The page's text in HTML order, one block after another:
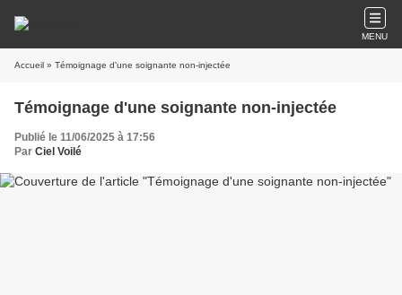
MENU
Accueil » Témoignage d'une soignante non-injectée
Témoignage d'une soignante non-injectée
Publié le 11/06/2025 à 17:56
Par Ciel Voilé